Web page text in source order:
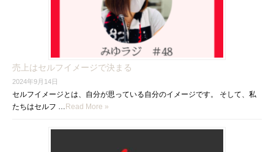
売上はセルフイメージで決まる
2024年9月14日
セルフイメージとは、自分が思っている自分のイメージです。 そして、私
たちはセルフ …Read More »